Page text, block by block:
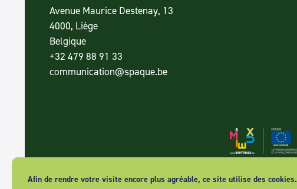
Avenue Maurice Destenay, 13
4000, Liège
Belgique
+32 479 88 91 33
communication@spaque.be
Afin de rendre votre visite encore plus agréable, ce site utilise des cookies.